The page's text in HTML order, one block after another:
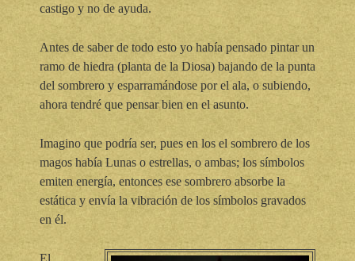
castigo y no de ayuda.
Antes de saber de todo esto yo había pensado pintar un
ramo de hiedra (planta de la Diosa) bajando de la punta
del sombrero y esparramándose por el ala, o subiendo,
ahora tendré que pensar bien en el asunto.
Imagino que podría ser, pues en los el sombrero de los
magos había Lunas o estrellas, o ambas; los símbolos
emiten energía, entonces ese sombrero absorbe la
estática y envía la vibración de los símbolos gravados
en él.
El